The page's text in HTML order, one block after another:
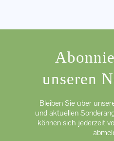
unseren
Bleiben Sie über
und aktuellen
können sich jederzeit